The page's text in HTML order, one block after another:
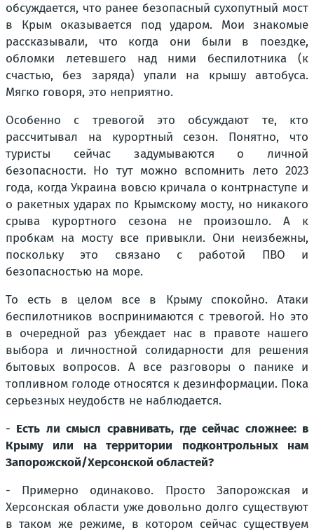
обсуждается, что ранее безопасный сухопутный мост
в Крым оказывается под ударом. Мои знакомые
рассказывали, что когда они были в поездке,
обломки летевшего над ними беспилотника (к
счастью, без заряда) упали на крышу автобуса.
Мягко говоря, это неприятно.
Особенно с тревогой это обсуждают те, кто
рассчитывал на курортный сезон. Понятно, что
туристы сейчас задумываются о личной
безопасности. Но тут можно вспомнить лето 2023
года, когда Украина вовсю кричала о контрнаступе и
о ракетных ударах по Крымскому мосту, но никакого
срыва курортного сезона не произошло. А к
пробкам на мосту все привыкли. Они неизбежны,
поскольку это связано с работой ПВО и
безопасностью на море.
То есть в целом все в Крыму спокойно. Атаки
беспилотников воспринимаются с тревогой. Но это
в очередной раз убеждает нас в правоте нашего
выбора и личностной солидарности для решения
бытовых вопросов. А все разговоры о панике и
топливном голоде относятся к дезинформации. Пока
серьезных неудобств не наблюдается.
- Есть ли смысл сравнивать, где сейчас сложнее: в
Крыму или на территории подконтрольных нам
Запорожской/Херсонской областей?
- Примерно одинаково. Просто Запорожская и
Херсонская области уже довольно долго существуют
в таком же режиме, в котором сейчас существуем